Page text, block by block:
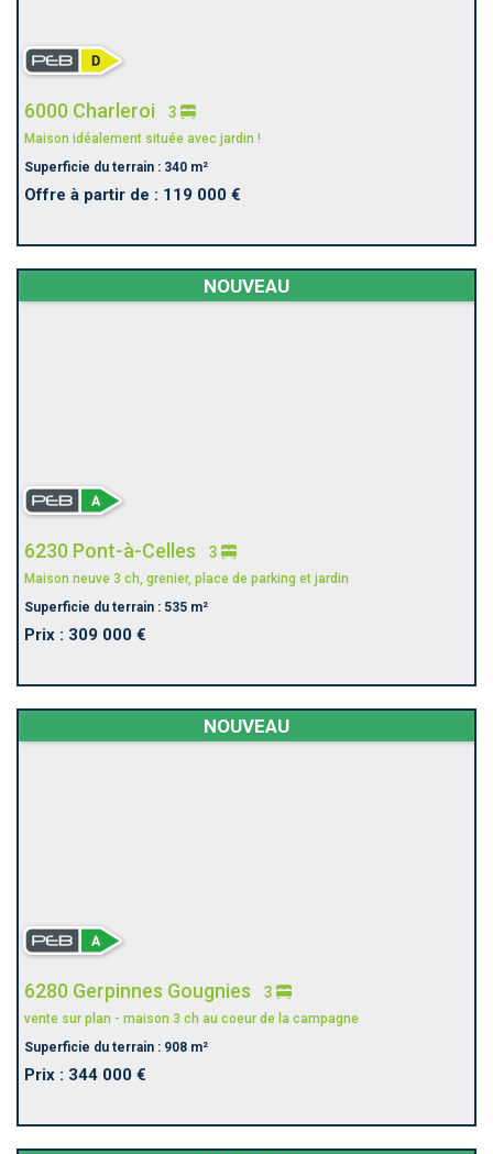
6000 Charleroi 3
Maison idéalement située avec jardin !
Superficie du terrain : 340 m²
Offre à partir de : 119 000 €
NOUVEAU
6230 Pont-à-Celles 3
Maison neuve 3 ch, grenier, place de parking et jardin
Superficie du terrain : 535 m²
Prix : 309 000 €
NOUVEAU
6280 Gerpinnes Gougnies 3
vente sur plan - maison 3 ch au coeur de la campagne
Superficie du terrain : 908 m²
Prix : 344 000 €